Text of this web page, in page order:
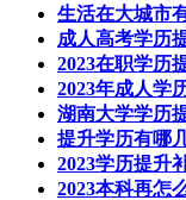
生活在大城市
成人高考学历
2023在职学历
2023年成人学
湖南大学学历
提升学历有哪
2023学历提升
2023本科再怎